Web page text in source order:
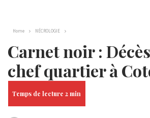
Home NÉCROLOGIE
Carnet noir :
chef quartier à